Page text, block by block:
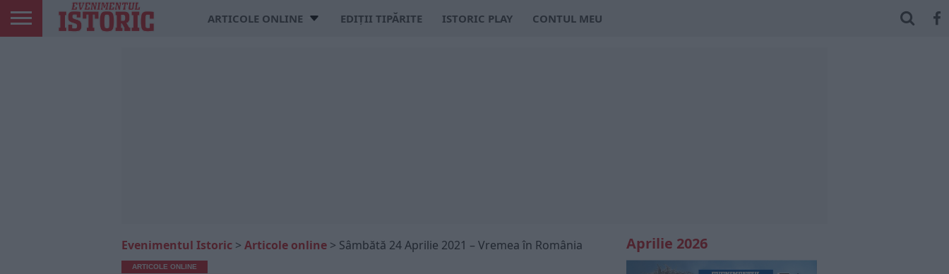
ARTICOLE ONLINE EDIȚII TIPĂRITE ISTORIC PLAY CONTUL MEU
Evenimentul Istoric > Articole online > Sâmbătă 24 Aprilie 2021 – Vremea în România
ARTICOLE ONLINE
Aprilie 2026